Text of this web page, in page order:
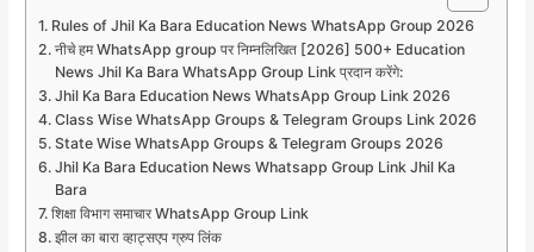
Rules of Jhil Ka Bara Education News WhatsApp Group 2026
नीचे हम WhatsApp group पर निम्नलिखित [2026] 500+ Education
News Jhil Ka Bara WhatsApp Group Link प्रदान करेंगे:
Jhil Ka Bara Education News WhatsApp Group Link 2026
Class Wise WhatsApp Groups & Telegram Groups Link 2026
State Wise WhatsApp Groups & Telegram Groups 2026
Jhil Ka Bara Education News Whatsapp Group Link Jhil Ka
Bara
शिक्षा विभाग समाचार WhatsApp Group Link
झील का बारा व्हाट्सएप ग्रुप लिंक